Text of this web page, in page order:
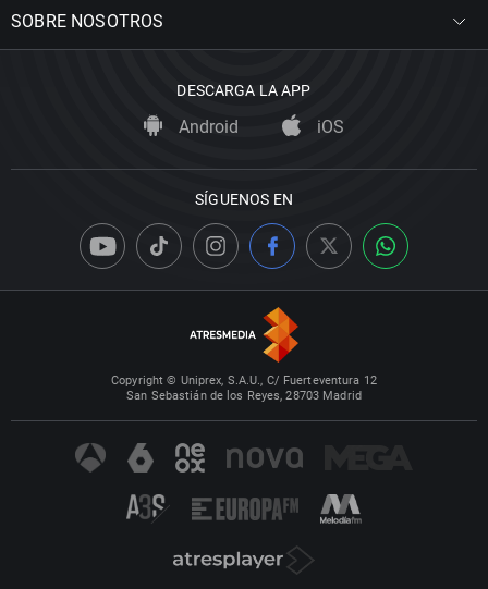
SOBRE NOSOTROS
DESCARGA LA APP
Android iOS
SÍGUENOS EN
Copyright © Uniprex, S.A.U., C/ Fuerteventura 12
San Sebastián de los Reyes, 28703 Madrid